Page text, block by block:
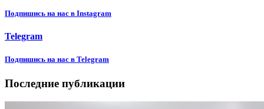
Подпишиcь на нас в Instagram
Telegram
Подпишиcь на нас в Telegram
Последние публикации